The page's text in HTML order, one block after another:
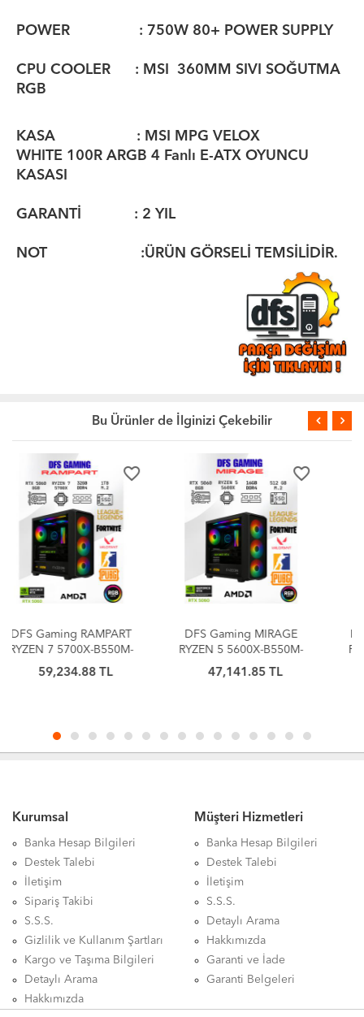
POWER : 750W 80+ POWER SUPPLY
CPU COOLER : MSI 360MM SIVI SOĞUTMA
RGB
KASA : MSI MPG VELOX
WHITE 100R ARGB 4 Fanlı E-ATX OYUNCU
KASASI
GARANTİ : 2 YIL
NOT :ÜRÜN GÖRSELİ TEMSİLİDİR.
Bu Ürünler de İlginizi Çekebilir
DFS Gaming MIRAGE
RYZEN 5 5600X-B550M-
RTX 5060 8GB-16GB
RAM-512GB M.2 SSD-
47,141.85 TL
DFS Gaming ECO 78X-
RYZEN 7 5700X-B550M-
RTX 5060 8GB-32GB
RAM-1TB M.2 SSD-SIVI
63,828.13 TL
Kurumsal
Banka Hesap Bilgileri
Destek Talebi
İletişim
Sipariş Takibi
S.S.S.
Gizlilik ve Kullanım Şartları
Kargo ve Taşıma Bilgileri
Detaylı Arama
Hakkımızda
Müşteri Hizmetleri
Banka Hesap Bilgileri
Destek Talebi
İletişim
S.S.S.
Detaylı Arama
Hakkımızda
Garanti ve İade
Garanti Belgeleri